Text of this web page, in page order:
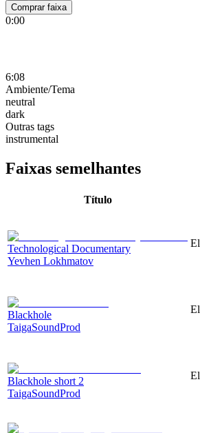
Comprar faixa
0:00
6:08
Ambiente/Tema
neutral
dark
Outras tags
instrumental
Faixas semelhantes
Título
Technological Documentary
Yevhen Lokhmatov
Blackhole
TaigaSoundProd
Blackhole short 2
TaigaSoundProd